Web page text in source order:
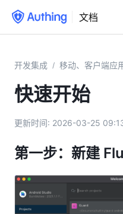
文档
开发集成 / 移动、客户端应
快速开始
更新时间: 2026-03-25
第一步：新建